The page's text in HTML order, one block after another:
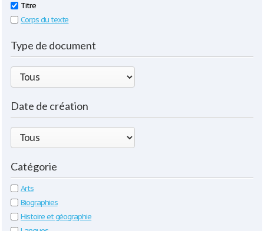
Titre
Corps du texte
Type de document
Date de création
Catégorie
Arts
Biographies
Histoire et géographie